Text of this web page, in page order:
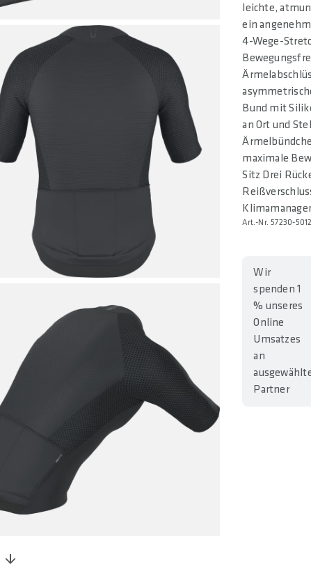
leichte,
ein
4-Wege-
Bund mit
an Ort und
maximale
Sitz Drei
Art.-Nr. 57230-
Wir
spenden 1
% unseres
Online
Umsatzes
an
Partner